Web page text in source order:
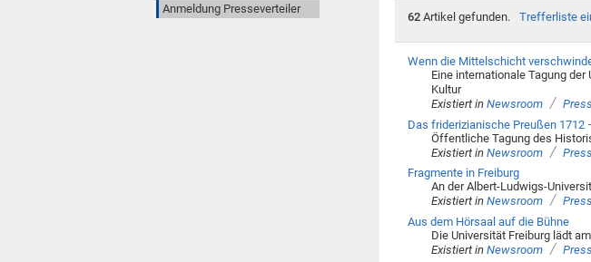
62Artikel gefunden. Trefferliste
Wenn die Mittelschicht
Eine internationale Tagung
Kultur
Existiert in Newsroom /
Das friderizianische Preußen 1712
Öffentliche Tagung des
Existiert in Newsroom /
Fragmente in Freiburg
An der Albert-Ludwigs-
Existiert in Newsroom /
Aus dem Hörsaal auf die Bühne
Die Universität Freiburg lädt
Existiert in Newsroom /
Anmeldung Presseverteiler